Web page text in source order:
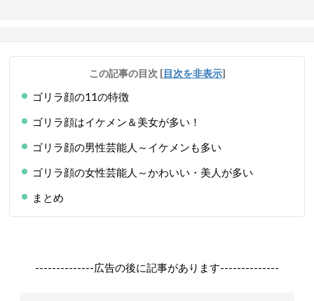
この記事の目次 [目次を非表示]
ゴリラ顔の11の特徴
ゴリラ顔はイケメン＆美女が多い！
ゴリラ顔の男性芸能人～イケメンも多い
ゴリラ顔の女性芸能人～かわいい・美人が多い
まとめ
--------------広告の後に記事があります--------------